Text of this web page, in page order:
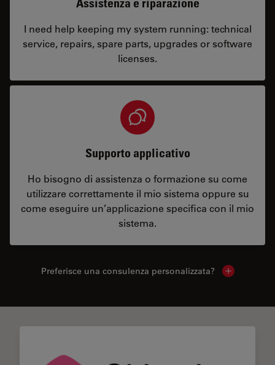
Assistenza e riparazione
I need help keeping my system running: technical
service, repairs, spare parts, upgrades or software
licenses.
Supporto applicativo
Ho bisogno di assistenza o formazione su come
utilizzare correttamente il mio sistema oppure su
come eseguire un’applicazione specifica con il mio
sistema.
Preferisce una consulenza personalizzata? Show local